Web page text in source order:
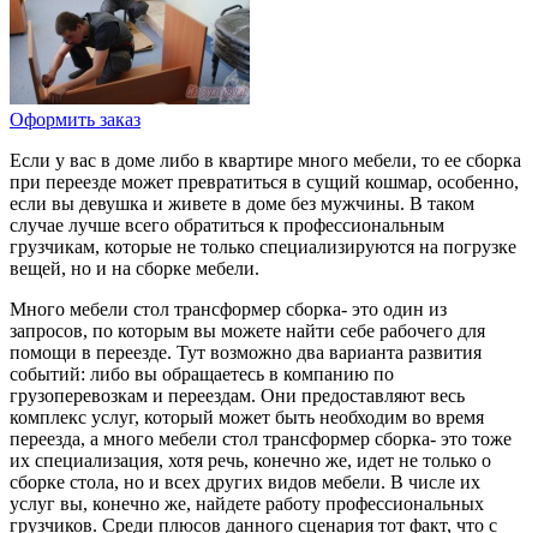
Оформить заказ
Если у вас в доме либо в квартире много мебели, то ее сборка
при переезде может превратиться в сущий кошмар, особенно,
если вы девушка и живете в доме без мужчины. В таком
случае лучше всего обратиться к профессиональным
грузчикам, которые не только специализируются на погрузке
вещей, но и на сборке мебели.
Много мебели стол трансформер сборка- это один из
запросов, по которым вы можете найти себе рабочего для
помощи в переезде. Тут возможно два варианта развития
событий: либо вы обращаетесь в компанию по
грузоперевозкам и переездам. Они предоставляют весь
комплекс услуг, который может быть необходим во время
переезда, а много мебели стол трансформер сборка- это тоже
их специализация, хотя речь, конечно же, идет не только о
сборке стола, но и всех других видов мебели. В числе их
услуг вы, конечно же, найдете работу профессиональных
грузчиков. Среди плюсов данного сценария тот факт, что с